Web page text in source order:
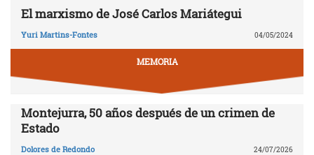
El marxismo de José Carlos Mariátegui
Yuri Martins-Fontes 04/05/2024
MEMORIA
Montejurra, 50 años después de un crimen de
Estado
Dolores de Redondo 24/07/2026